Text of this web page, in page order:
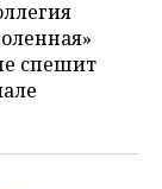
спешит